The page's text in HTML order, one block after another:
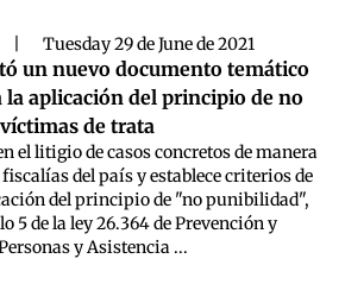
Tuesday 29 de June de 2021
un nuevo documento temático
la aplicación del principio de no
de trata
el litigio de casos concretos de manera
del país y establece criterios de
del principio de "no punibilidad",
5 de la ley 26.364 de Prevención y
y Asistencia ...